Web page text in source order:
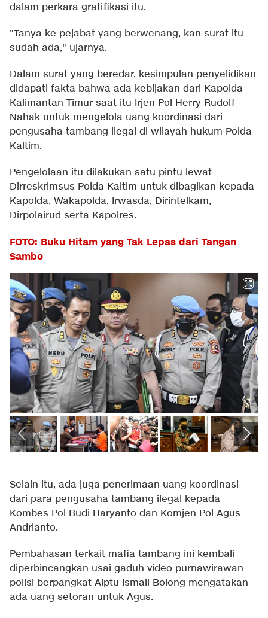
dalam perkara gratifikasi itu.
"Tanya ke pejabat yang berwenang, kan surat itu
sudah ada," ujarnya.
Dalam surat yang beredar, kesimpulan penyelidikan
didapati fakta bahwa ada kebijakan dari Kapolda
Kalimantan Timur saat itu Irjen Pol Herry Rudolf
Nahak untuk mengelola uang koordinasi dari
pengusaha tambang ilegal di wilayah hukum Polda
Kaltim.
Pengelolaan itu dilakukan satu pintu lewat
Dirreskrimsus Polda Kaltim untuk dibagikan kepada
Kapolda, Wakapolda, Irwasda, Dirintelkam,
Dirpolairud serta Kapolres.
FOTO: Buku Hitam yang Tak Lepas dari Tangan
Sambo
Selain itu, ada juga penerimaan uang koordinasi
dari para pengusaha tambang ilegal kepada
Kombes Pol Budi Haryanto dan Komjen Pol Agus
Andrianto.
Pembahasan terkait mafia tambang ini kembali
diperbincangkan usai gaduh video purnawirawan
polisi berpangkat Aiptu Ismail Bolong mengatakan
ada uang setoran untuk Agus.